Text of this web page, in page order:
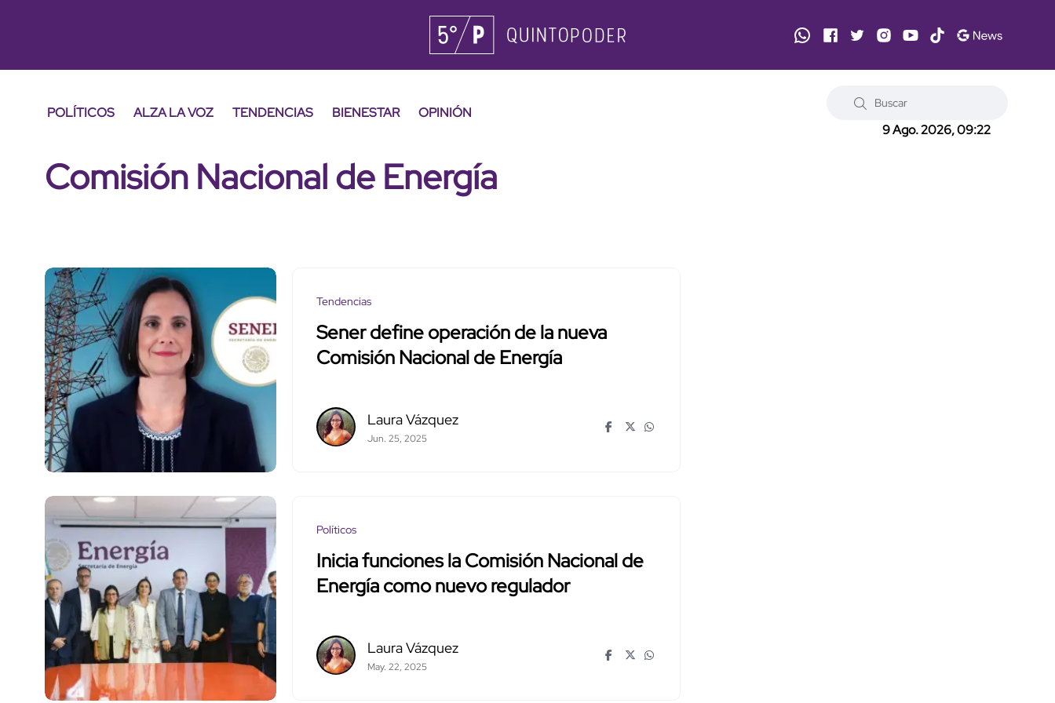
POLÍTICOS ALZA LA VOZ TENDENCIAS BIENESTAR
OPINIÓN
9 Ago. 2026, 09:22
Comisión Nacional de Energía
Tendencias
Sener define operación de la nueva
Comisión Nacional de Energía
Laura Vázquez
Jun. 25, 2025
Políticos
Inicia funciones la Comisión Nacional de
Energía como nuevo regulador
Laura Vázquez
May. 22, 2025